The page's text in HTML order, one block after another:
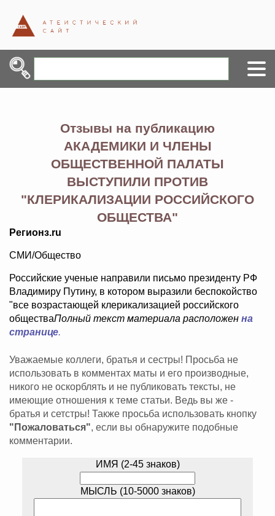
Отзывы на публикацию
АКАДЕМИКИ И ЧЛЕНЫ
ОБЩЕСТВЕННОЙ ПАЛАТЫ
ВЫСТУПИЛИ ПРОТИВ
"КЛЕРИКАЛИЗАЦИИ РОССИЙСКОГО
ОБЩЕСТВА"
Регионз.ru
СМИ/Общество
Российские ученые направили письмо президенту РФ
Владимиру Путину, в котором выразили беспокойство
"все возрастающей клерикализацией российского
обществаПолный текст материала расположен на
странице.
Уважаемые коллеги, братья и сестры! Просьба не
использовать в комментах маты и его производные,
никого не оскорблять и не публиковать тексты, не
имеющие отношения к теме статьи. Ведь вы же -
братья и сетстры! Также просьба использовать кнопку
"Пожаловаться", если вы обнаружите подобные
комментарии.
ИМЯ (2-45 знаков)
МЫСЛЬ (10-5000 знаков)